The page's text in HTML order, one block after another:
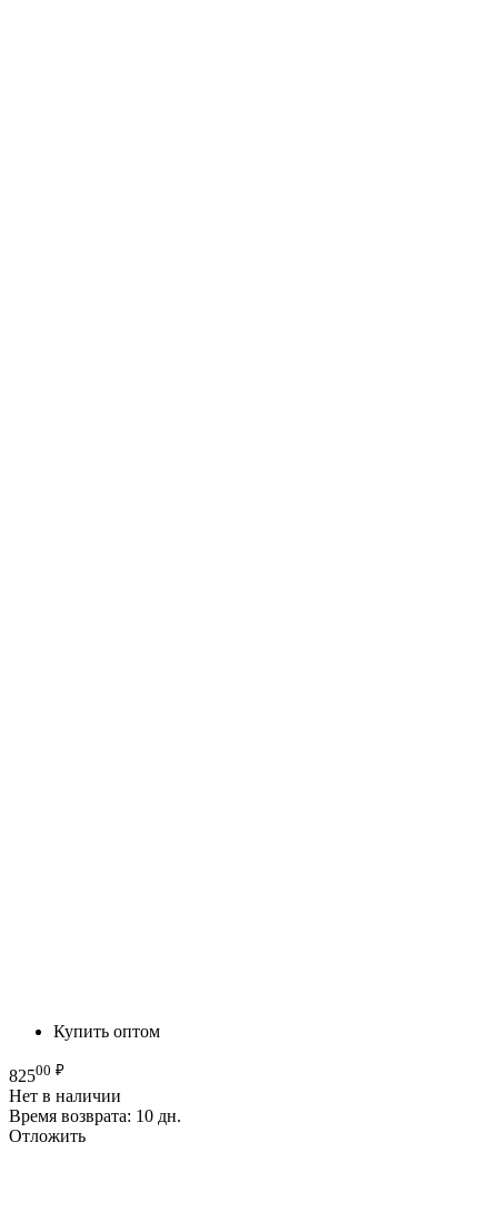
Купить оптом
82500 ₽
Нет в наличии
Время возврата: 10 дн.
Отложить